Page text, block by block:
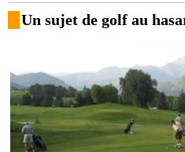
Un sujet de golf au